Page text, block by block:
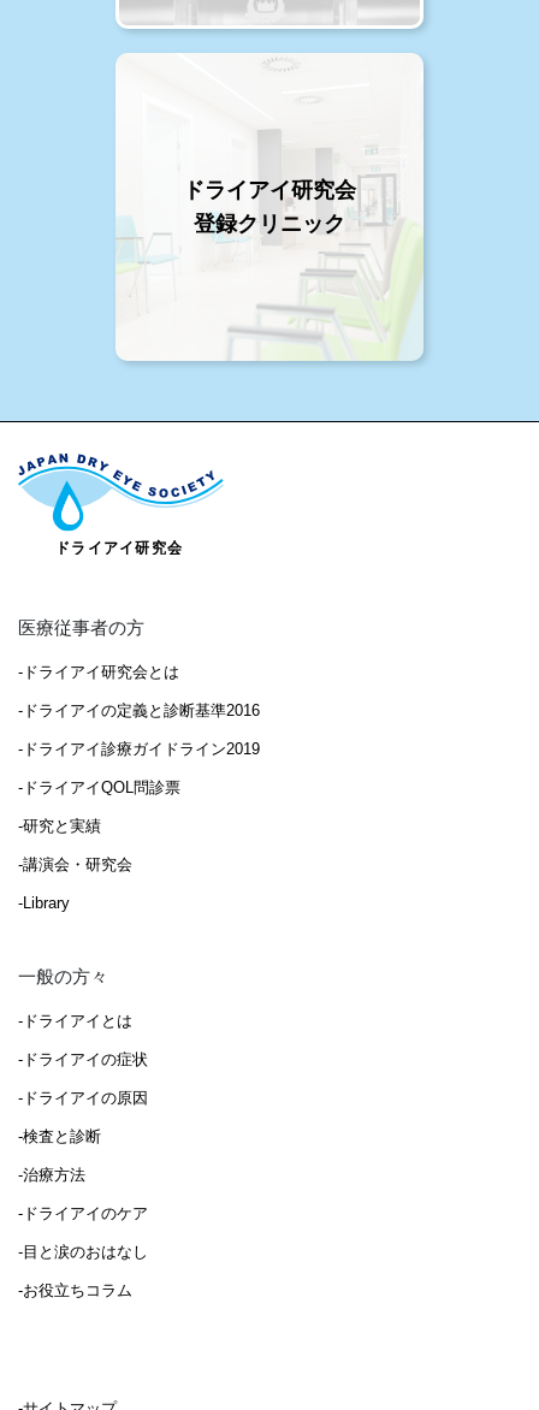
ドライアイ研究会
登録クリニック
医療従事者の方
-ドライアイ研究会とは
-ドライアイの定義と診断基準2016
-ドライアイ診療ガイドライン2019
-ドライアイQOL問診票
-研究と実績
-講演会・研究会
-Library
一般の方々
-ドライアイとは
-ドライアイの症状
-ドライアイの原因
-検査と診断
-治療方法
-ドライアイのケア
-目と涙のおはなし
-お役立ちコラム